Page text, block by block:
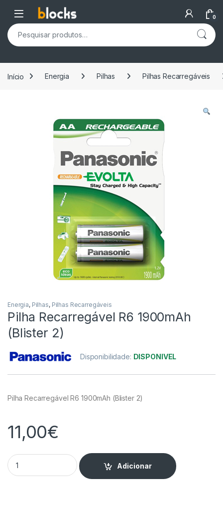
Skip to navigation
Skip to content
Open 0
Pesquisar por:
Início Energia Pilhas Pilhas Recarregáveis
Energia, Pilhas, Pilhas Recarregáveis
Pilha Recarregável R6 1900mAh
(Blister 2)
Disponibilidade: DISPONIVEL
Pilha Recarregável R6 1900mAh (Blister 2)
11,00€
Pilha Recarregável R6 1900mAh (Blister 2) quantity
Adicionar